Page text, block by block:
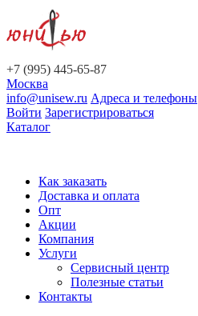
+7 (995) 445-65-87
Москва
info@unisew.ru Адреса и телефоны
Войти Зарегистрироваться
Каталог
Как заказать
Доставка и оплата
Опт
Акции
Компания
Услуги
Сервисный центр
Полезные статьи
Контакты